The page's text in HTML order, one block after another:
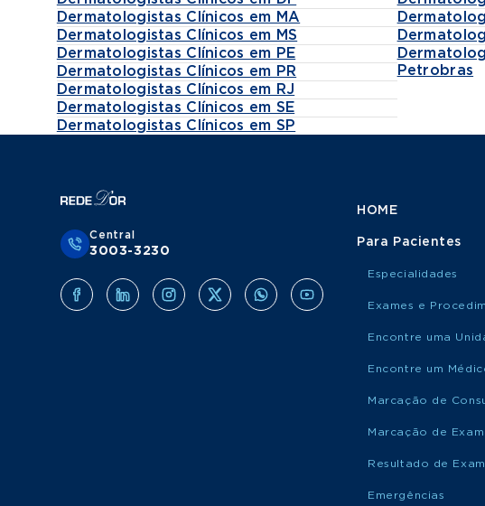
Dermatologistas Clínicos em MA
Dermatologistas Clínicos em MS
Dermatologistas Clínicos em PE
Dermatologistas Clínicos em PR
Dermatologistas Clínicos em RJ
Dermatologistas Clínicos em SE
Dermatologistas Clínicos em SP
Petrobras
Central
3003-3230
HOME
Para Pacientes
Especialidades
Exames e
Encontre uma
Encontre um
Marcação de
Marcação de
Resultado de
Emergências